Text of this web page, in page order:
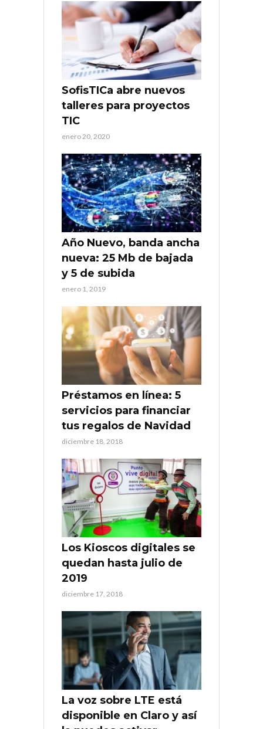
SofisTICa abre nuevos
talleres para proyectos
TIC
enero 20, 2020
Año Nuevo, banda ancha
nueva: 25 Mb de bajada
y 5 de subida
enero 1, 2019
Préstamos en línea: 5
servicios para financiar
tus regalos de Navidad
diciembre 18, 2018
Los Kioscos digitales se
quedan hasta julio de
2019
diciembre 17, 2018
La voz sobre LTE está
disponible en Claro y así